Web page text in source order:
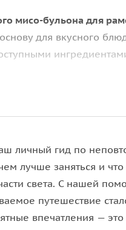
мисо-бульона для
для вкусного
начинкамии
легко повторить
личный гид по
лучше заняться и что
света. С нашей
путешествие
впечатления — это